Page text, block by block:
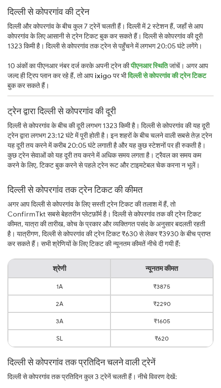
दिल्ली से कोपरगांव की ट्रेन
दिल्ली और कोपरगांव के बीच कुल 7 ट्रेनें चलती हैं। दिल्ली में 2 स्टेशन हैं, जहाँ से आप
कोपरगांव के लिए आसानी से ट्रेन टिकट बुक कर सकते हैं। दिल्ली से कोपरगांव की दूरी
1323 किमी है। दिल्ली से कोपरगांव तक ट्रेन से पहुँचने में लगभग 20:05 घंटे लगेंगे।
10 अंकों का पीएनआर नंबर दर्ज करके अपनी ट्रेन कीपीएनआर स्थितिजांचें। अगर आप
जल्द ही ट्रिप प्लान कर रहे हैं, तो आपixigoपर भीदिल्ली से कोपरगांव की ट्रेन टिकट
बुक कर सकते हैं।
ट्रेन द्वारा दिल्ली से कोपरगांव की दूरी
दिल्ली से कोपरगांव के बीच की दूरी लगभग 1323 किमी है। दिल्ली से कोपरगांव की यह दूरी
ट्रेन द्वारा लगभग 23:12 घंटे में पूरी होती है। इन शहरों के बीच चलने वाली सबसे तेज़ ट्रेन
यह दूरी तय करने में करीब 20:05 घंटे लगाती है और यह कुछ स्टेशनों पर ही रुकती है।
कुछ ट्रेन सेवाओं को यह दूरी तय करने में अधिक समय लगता है। ट्रैवल का समय कम
करने के लिए, टिकट बुक करने से पहले ट्रेन रूट और टाइमटेबल चेक करना न भूलें।
दिल्ली से कोपरगांव तक ट्रेन टिकट की कीमत
अगर आप दिल्ली से कोपरगांव के लिए सस्ती ट्रेन टिकट की तलाश में हैं, तो
ConfirmTkt सबसे बेहतरीन प्लेटफ़ॉर्म है। दिल्ली से कोपरगांव तक की ट्रेन टिकट
कीमत, यात्रा की तारीख, कोच के प्रकार और व्यक्तिगत पसंद के अनुसार बदलती रहती
है। यात्रीगण, दिल्ली से कोपरगांव की ट्रेन टिकट ₹630 से लेकर ₹3930 के बीच प्राप्त
कर सकते हैं। सभी श्रेणियों के लिए टिकट की न्यूनतम कीमतें नीचे दी गयी हैं:
श्रेणी न्यूनतम कीमत
1A ₹3875
2A ₹2290
3A ₹1605
SL ₹620
दिल्ली से कोपरगांव तक प्रतिदिन चलने वाली ट्रेनें
दिल्ली से कोपरगांव तक प्रतिदिन कुल 3 ट्रेनें चलती हैं। नीचे विवरण देखें: